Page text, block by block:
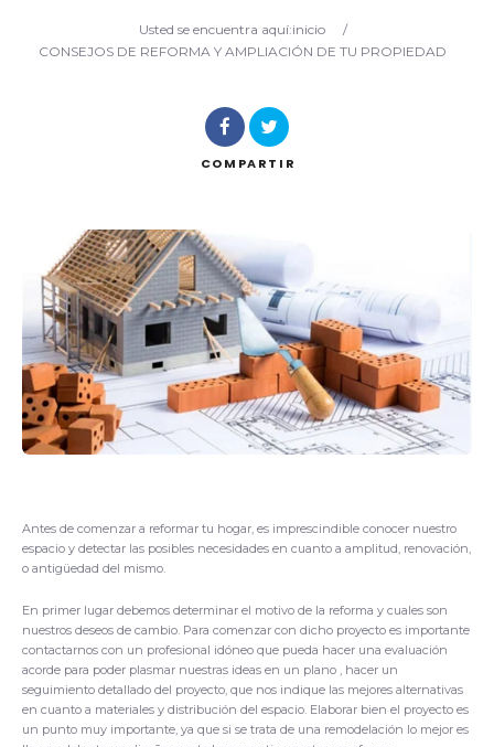
Buscar
Usted se encuentra aquí:inicio
/
CONSEJOS DE REFORMA Y AMPLIACIÓN DE TU PROPIEDAD
COMPARTIR
Antes de comenzar a reformar tu hogar, es imprescindible conocer nuestro
espacio y detectar las posibles necesidades en cuanto a amplitud, renovación,
o antigüedad del mismo.
En primer lugar debemos determinar el motivo de la reforma y cuales son
nuestros deseos de cambio. Para comenzar con dicho proyecto es importante
contactarnos con un profesional idóneo que pueda hacer una evaluación
acorde para poder plasmar nuestras ideas en un plano , hacer un
seguimiento detallado del proyecto, que nos indique las mejores alternativas
en cuanto a materiales y distribución del espacio. Elaborar bien el proyecto es
un punto muy importante, ya que si se trata de una remodelación lo mejor es